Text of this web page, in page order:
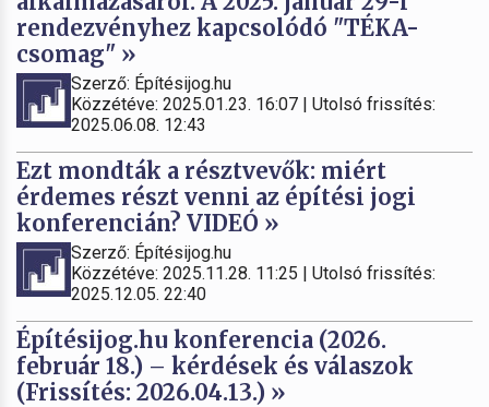
rendezvényhez kapcsolódó "TÉKA-
csomag" »
Szerző: Építésijog.hu
Közzétéve: 2025.01.23. 16:07 | Utolsó frissítés:
2025.06.08. 12:43
Ezt mondták a résztvevők: miért
érdemes részt venni az építési jogi
konferencián? VIDEÓ »
Szerző: Építésijog.hu
Közzétéve: 2025.11.28. 11:25 | Utolsó frissítés:
2025.12.05. 22:40
Építésijog.hu konferencia (2026.
február 18.) – kérdések és válaszok
(Frissítés: 2026.04.13.) »